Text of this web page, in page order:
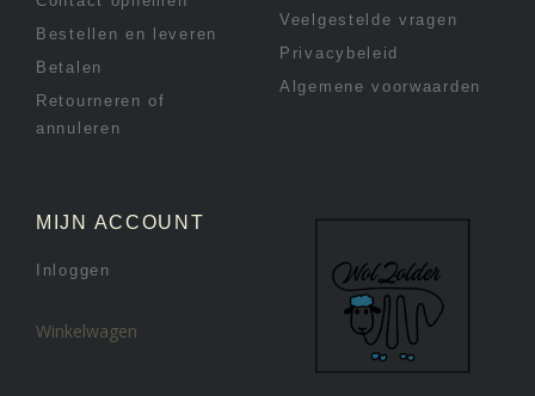
Bestellen en leveren
Betalen
Retourneren of
annuleren
Veelgestelde vragen
Privacybeleid
Algemene voorwaarden
MIJN ACCOUNT
Inloggen
Winkelwagen